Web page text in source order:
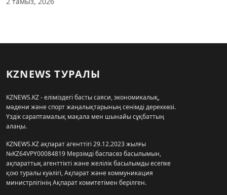
KZNEWS ТУРАЛЫ
KZNEWS.KZ - еліміздегі басты саяси, экономикалық,
мәдени және спорт жаңалықтарының сенімді дереккөзі.
Үздік сараптамалық мақала мен шынайы сұқбаттың
алаңы.
KZNEWS.KZ ақпарат агенттігі 29.12.2023 жылғы
№KZ64VPY00084819 Мерзімді баспасөз басылымын,
ақпараттық агенттікті және желілік басылымды есепке
қою туралы куәлігі, Ақпарат және коммуникация
министрлігінің Ақпарат комитетімен берілген.